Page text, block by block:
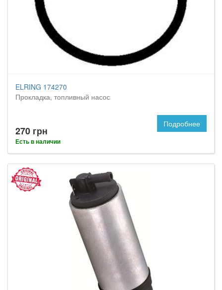
ELRING 174270
Прокладка, топливный насос
270 грн
Есть в наличии
Подробнее